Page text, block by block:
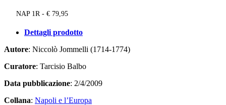
NAP 1R - € 79,95
Dettagli prodotto
Autore: Niccolò Jommelli (1714-1774)
Curatore: Tarcisio Balbo
Data pubblicazione: 2/4/2009
Collana: Napoli e l’Europa